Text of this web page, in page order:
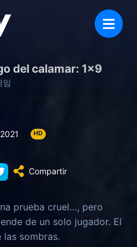
del calamar: 1×9
임
HD
Compartir
prueba cruel…, pero
de un solo jugador. El
sombras.